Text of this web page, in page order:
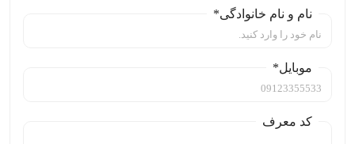
نام و نام خانوادگی*
موبایل*
کد معرف